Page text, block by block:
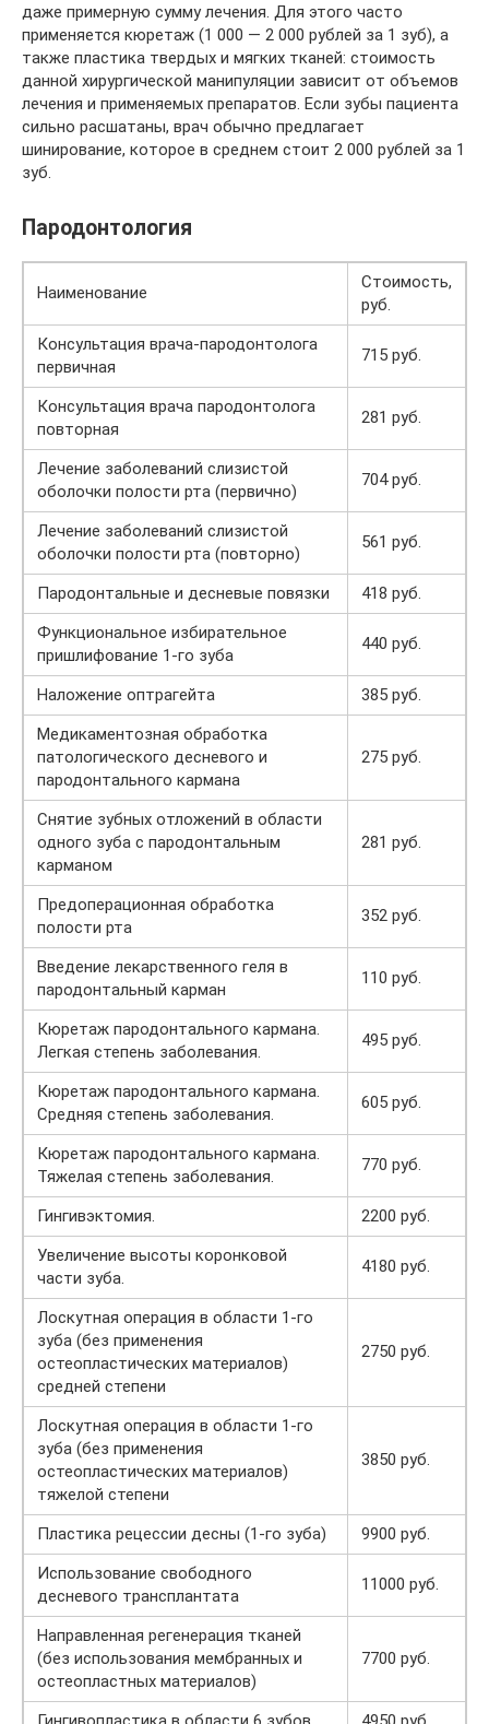
даже примерную сумму лечения. Для этого часто
применяется кюретаж (1 000 — 2 000 рублей за 1 зуб), а
также пластика твердых и мягких тканей: стоимость
данной хирургической манипуляции зависит от объемов
лечения и применяемых препаратов. Если зубы пациента
сильно расшатаны, врач обычно предлагает
шинирование, которое в среднем стоит 2 000 рублей за 1
зуб.
Пародонтология
Наименование
Стоимость,
руб.
Консультация врача-пародонтолога
первичная
715 руб.
Консультация врача пародонтолога
повторная
281 руб.
Лечение заболеваний слизистой
оболочки полости рта (первично)
704 руб.
Лечение заболеваний слизистой
оболочки полости рта (повторно)
561 руб.
Пародонтальные и десневые повязки
418 руб.
Функциональное избирательное
пришлифование 1-го зуба
440 руб.
Наложение оптрагейта
385 руб.
Медикаментозная обработка
патологического десневого и
пародонтального кармана
275 руб.
Снятие зубных отложений в области
одного зуба с пародонтальным
карманом
281 руб.
Предоперационная обработка
полости рта
352 руб.
Введение лекарственного геля в
пародонтальный карман
110 руб.
Кюретаж пародонтального кармана.
Легкая степень заболевания.
495 руб.
Кюретаж пародонтального кармана.
Средняя степень заболевания.
605 руб.
Кюретаж пародонтального кармана.
Тяжелая степень заболевания.
770 руб.
Гингивэктомия.
2200 руб.
Увеличение высоты коронковой
части зуба.
4180 руб.
Лоскутная операция в области 1-го
зуба (без применения
остеопластических материалов)
средней степени
2750 руб.
Лоскутная операция в области 1-го
зуба (без применения
остеопластических материалов)
тяжелой степени
3850 руб.
Пластика рецессии десны (1-го зуба)
9900 руб.
Использование свободного
десневого трансплантата
11000 руб.
Направленная регенерация тканей
(без использования мембранных и
остеопластных материалов)
7700 руб.